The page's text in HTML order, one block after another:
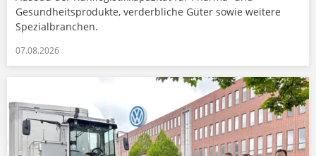
Gesundheitsprodukte, verderbliche Güter sowie weitere
Spezialbranchen.
07.08.2026